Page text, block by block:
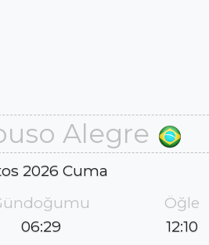
Alegre
2026 Cuma
06:29
Öğle
12:10